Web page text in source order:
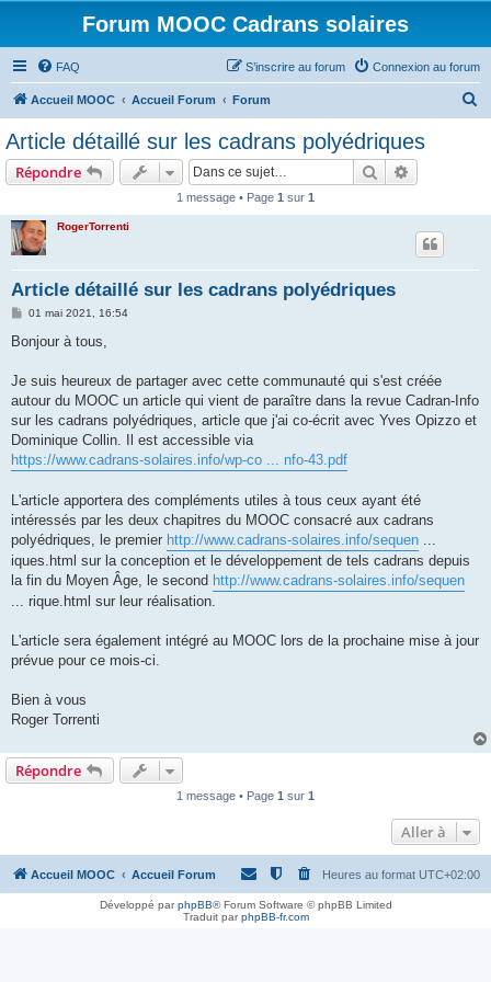
Forum MOOC Cadrans solaires
FAQ Connexion au forum
S’inscrire au forum
Accueil MOOC Accueil Forum Forum
Article détaillé sur les cadrans polyédriques
Répondre Rechercher
1 message • Page 1 sur 1
RogerTorrenti
Article détaillé sur les cadrans polyédriques
M
s
g
01 mai 2021, 16:54
Bonjour à tous,
Je suis heureux de partager avec cette communauté qui s'est créée
autour du MOOC un article qui vient de paraître dans la revue Cadran-Info
sur les cadrans polyédriques, article que j'ai co-écrit avec Yves Opizzo et
Dominique Collin. Il est accessible via
https://www.cadrans-solaires.info/wp-co ... nfo-43.pdf
L'article apportera des compléments utiles à tous ceux ayant été
intéressés par les deux chapitres du MOOC consacré aux cadrans
polyédriques, le premier http://www.cadrans-solaires.info/sequen ...
iques.html sur la conception et le développement de tels cadrans depuis
la fin du Moyen Âge, le second http://www.cadrans-solaires.info/sequen
... rique.html sur leur réalisation.
L'article sera également intégré au MOOC lors de la prochaine mise à jour
prévue pour ce mois-ci.
Bien à vous
Roger Torrenti
Répondre
1 message • Page 1 sur 1
Aller à
Accueil MOOC Accueil Forum Heures au format UTC+02:00
Développé parphpBB® Forum Software © phpBB Limited
Traduit parphpBB-fr.com